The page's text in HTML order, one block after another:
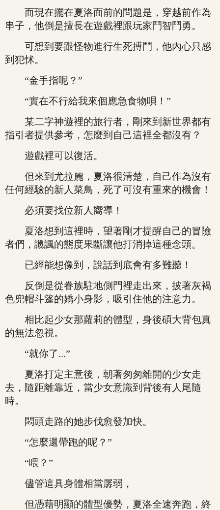
而現在擺在夏洛面前的問題是，穿越前作為
串子，他倒是擅長在遊戲裡跟玩家鬥智鬥勇。
可想到要跟怪物進行生死搏鬥，他內心只感
到犯怵。
“金手指呢？”
“實在不行給我來個應急食物唄！”
某二字神遊裡的旅行者，剛來到新世界都有
指引者提供參考，怎麼到自己這裡全都沒有？
遊戲裡可以復活。
但來到尤拉麗，夏洛很清楚，自己作為沒有
任何經驗的新人菜鳥，死了可沒有重來的機會！
必須要找位新人嚮導！
夏洛想到這裡時，望著剛才提醒自己的冒險
者們，譏諷的態度果斷讓他打消掉這種念頭。
已經能想像到，說話到底會有多難聽！
反倒是從眷族駐地側門裡走出來，披著灰褐
色兜帽斗篷的嬌小身影，吸引住他的注意力。
相比起少女那蘿莉的體型，身後碩大背包真
的無法忽視。
“就你了...”
夏洛打定主意後，朝著匆匆離開的少女走
去，隨距離靠近，當少女意識到背後有人尾隨
時。
悶頭走路的她步伐愈發加快。
“怎麼還帶跑的呢？”
“喂？”
儘管這具身體相當孱弱，
但憑藉明顯的體型優勢，夏洛全速奔跑，終